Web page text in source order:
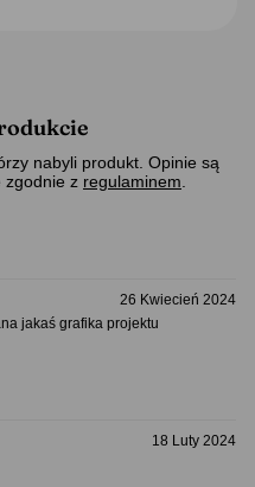
nabyli produkt. Opinie są
zgodnie z regulaminem
26 Kwiecień 2024
jakaś grafika projektu
18 Luty 2024